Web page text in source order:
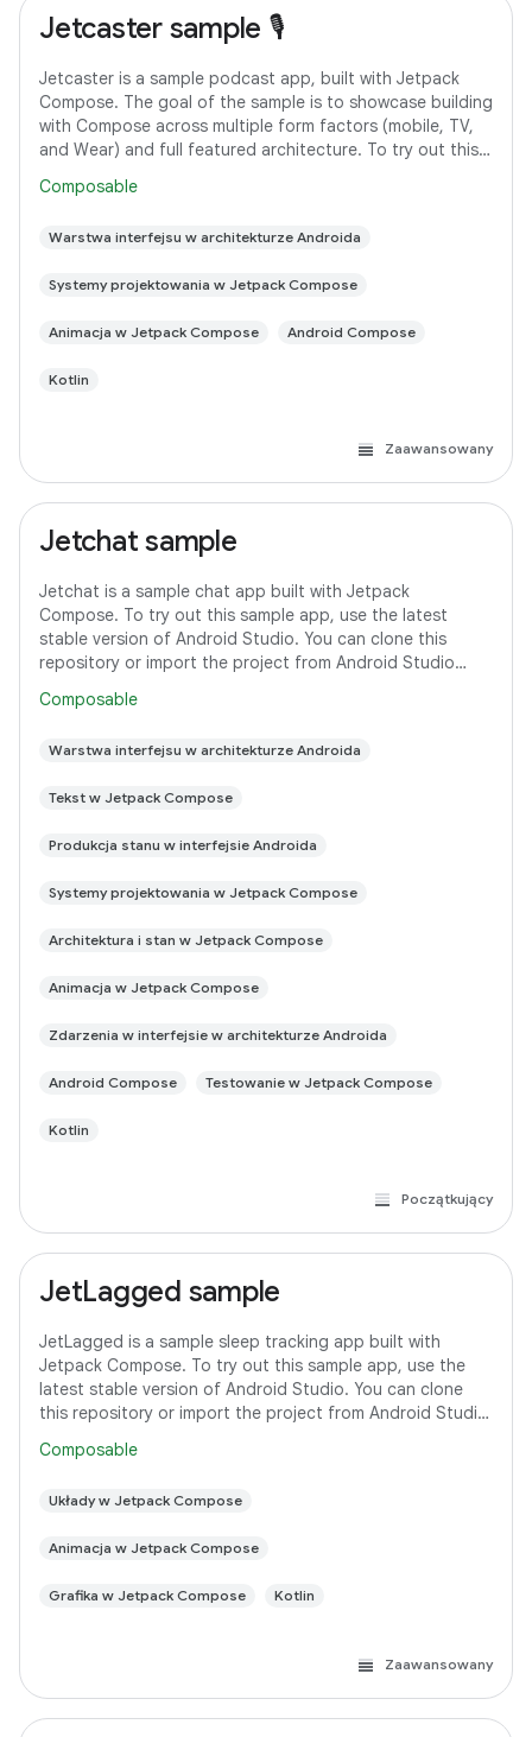
Jetcaster sample 🎙️
Jetcaster is a sample podcast app, built with Jetpack
Compose. The goal of the sample is to showcase building
with Compose across multiple form factors (mobile, TV,
and Wear) and full featured architecture. To try out this
Composable
Warstwa interfejsu w architekturze Androida
Systemy projektowania w Jetpack Compose
Animacja w Jetpack Compose Android Compose
Kotlin
Zaawansowany
Jetchat sample
Jetchat is a sample chat app built with Jetpack
Compose. To try out this sample app, use the latest
stable version of Android Studio. You can clone this
repository or import the project from Android Studio
Composable
Warstwa interfejsu w architekturze Androida
Tekst w Jetpack Compose
Produkcja stanu w interfejsie Androida
Systemy projektowania w Jetpack Compose
Architektura i stan w Jetpack Compose
Animacja w Jetpack Compose
Zdarzenia w interfejsie w architekturze Androida
Android Compose Testowanie w Jetpack Compose
Kotlin
Początkujący
JetLagged sample
JetLagged is a sample sleep tracking app built with
Jetpack Compose. To try out this sample app, use the
latest stable version of Android Studio. You can clone
this repository or import the project from Android Studio
Composable
Układy w Jetpack Compose
Animacja w Jetpack Compose
Grafika w Jetpack Compose Kotlin
Zaawansowany